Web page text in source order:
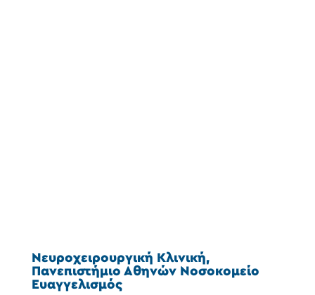
Νευροχειρουργική Κλινική,
Πανεπιστήμιο Αθηνών Νοσοκομείο
Ευαγγελισμός